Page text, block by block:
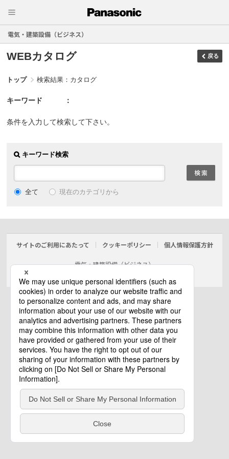
電気・建築設備（ビジネス）
WEBカタログ 戻る
トップ 検索結果：カタログ
キーワード
条件を入力して検索して下さい。
キーワード検索
全て 現在のカテゴリから
サイトのご利用にあたって クッキーポリシー 個人情報保護方針
電気・建築設備（ビジネス）